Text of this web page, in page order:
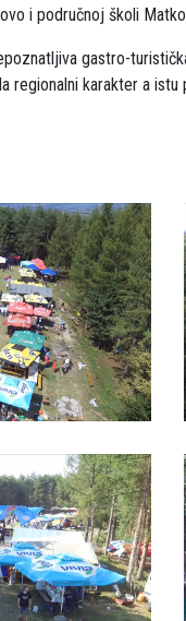
i područnoj školi
gastro-
regionalni karakter a